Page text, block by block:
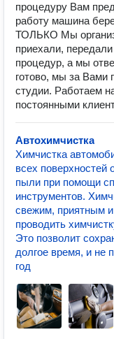
процедуру Вам
работу машина
ТОЛЬКО Мы
приехали,
процедур, а мы
готово, мы за Вами
студии. Работаем
постоянными
Автохимчистка
Химчистка
всех поверхностей
пыли при помощи
инструментов.
свежим, приятным
проводить
Это позволит
долгое время, и не
год